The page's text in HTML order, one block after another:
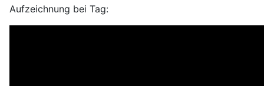
Aufzeichnung bei Tag: